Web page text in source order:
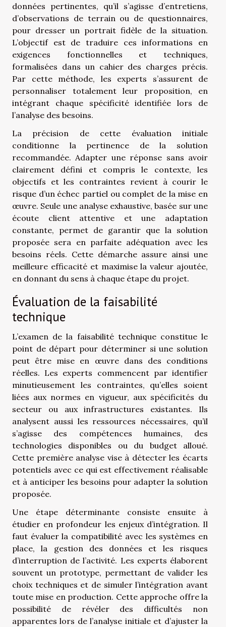
données pertinentes, qu’il s’agisse d’entretiens,
d’observations de terrain ou de questionnaires,
pour dresser un portrait fidèle de la situation.
L’objectif est de traduire ces informations en
exigences fonctionnelles et techniques,
formalisées dans un cahier des charges précis.
Par cette méthode, les experts s’assurent de
personnaliser totalement leur proposition, en
intégrant chaque spécificité identifiée lors de
l’analyse des besoins.
La précision de cette évaluation initiale
conditionne la pertinence de la solution
recommandée. Adapter une réponse sans avoir
clairement défini et compris le contexte, les
objectifs et les contraintes revient à courir le
risque d’un échec partiel ou complet de la mise en
œuvre. Seule une analyse exhaustive, basée sur une
écoute client attentive et une adaptation
constante, permet de garantir que la solution
proposée sera en parfaite adéquation avec les
besoins réels. Cette démarche assure ainsi une
meilleure efficacité et maximise la valeur ajoutée,
en donnant du sens à chaque étape du projet.
Évaluation de la faisabilité
technique
L’examen de la faisabilité technique constitue le
point de départ pour déterminer si une solution
peut être mise en œuvre dans des conditions
réelles. Les experts commencent par identifier
minutieusement les contraintes, qu’elles soient
liées aux normes en vigueur, aux spécificités du
secteur ou aux infrastructures existantes. Ils
analysent aussi les ressources nécessaires, qu’il
s’agisse des compétences humaines, des
technologies disponibles ou du budget alloué.
Cette première analyse vise à détecter les écarts
potentiels avec ce qui est effectivement réalisable
et à anticiper les besoins pour adapter la solution
proposée.
Une étape déterminante consiste ensuite à
étudier en profondeur les enjeux d’intégration. Il
faut évaluer la compatibilité avec les systèmes en
place, la gestion des données et les risques
d’interruption de l’activité. Les experts élaborent
souvent un prototype, permettant de valider les
choix techniques et de simuler l’intégration avant
toute mise en production. Cette approche offre la
possibilité de révéler des difficultés non
apparentes lors de l’analyse initiale et d’ajuster la